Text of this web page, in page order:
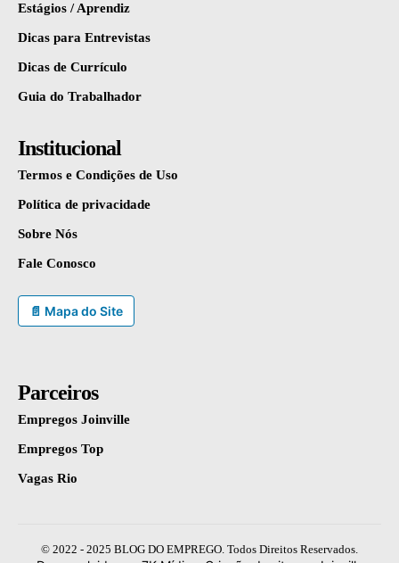
Estágios / Aprendiz
Dicas para Entrevistas
Dicas de Currículo
Guia do Trabalhador
Institucional
Termos e Condições de Uso
Política de privacidade
Sobre Nós
Fale Conosco
📄 Mapa do Site
Parceiros
Empregos Joinville
Empregos Top
Vagas Rio
© 2022 - 2025 BLOG DO EMPREGO. Todos Direitos Reservados.